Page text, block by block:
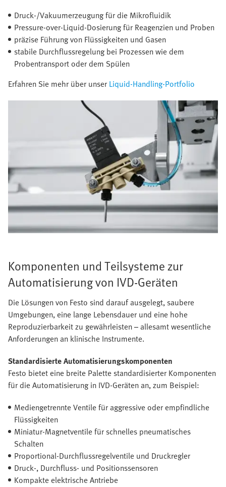
Druck-/Vakuumerzeugung für die Mikrofluidik
Pressure-over-Liquid-Dosierung für Reagenzien und Proben
präzise Führung von Flüssigkeiten und Gasen
stabile Durchflussregelung bei Prozessen wie dem
Probentransport oder dem Spülen
Erfahren Sie mehr über unser Liquid-Handling-Portfolio
Komponenten und Teilsysteme zur
Automatisierung von IVD-Geräten
Die Lösungen von Festo sind darauf ausgelegt, saubere
Umgebungen, eine lange Lebensdauer und eine hohe
Reproduzierbarkeit zu gewährleisten – allesamt wesentliche
Anforderungen an klinische Instrumente.
Standardisierte Automatisierungskomponenten
Festo bietet eine breite Palette standardisierter Komponenten
für die Automatisierung in IVD-Geräten an, zum Beispiel:
Mediengetrennte Ventile für aggressive oder empfindliche
Flüssigkeiten
Miniatur-Magnetventile für schnelles pneumatisches
Schalten
Proportional-Durchflussregelventile und Druckregler
Druck-, Durchfluss- und Positionssensoren
Kompakte elektrische Antriebe